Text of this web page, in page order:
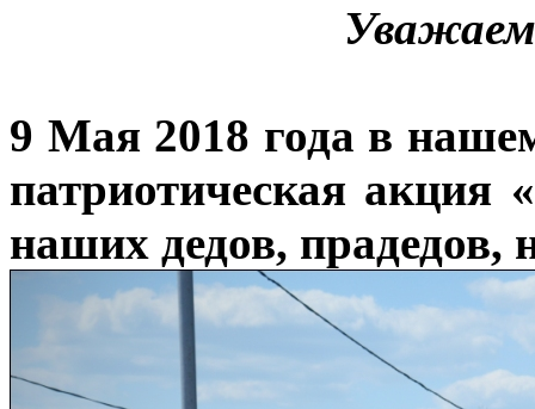
9 Мая 2018 года в
патриотическая акция
наших дедов, прадедов,